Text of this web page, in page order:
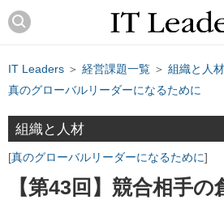
IT Leaders ＞ 経営課題一覧 ＞ 組織と人材
真のグローバルリーダーになるために
組織と人材
真のグローバルリーダーになるために
【第43回】競合相手